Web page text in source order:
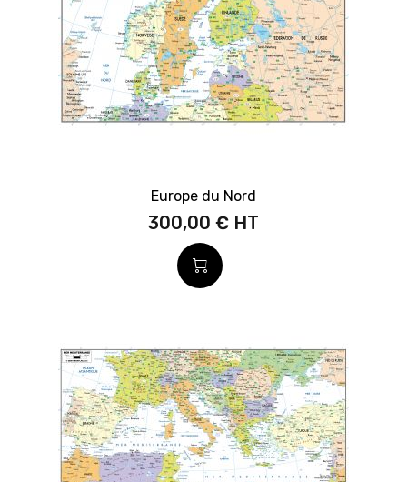
Europe du Nord
300,00 €